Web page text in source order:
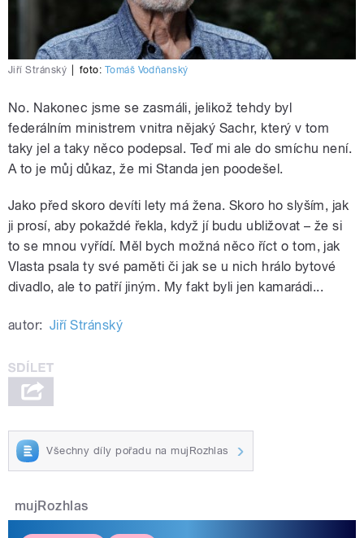
Jiří Stránský foto: Tomáš Vodňanský
No. Nakonec jsme se zasmáli, jelikož tehdy byl
federálním ministrem vnitra nějaký Sachr, který v tom
taky jel a taky něco podepsal. Teď mi ale do smíchu není.
A to je můj důkaz, že mi Standa jen poodešel.
Jako před skoro devíti lety má žena. Skoro ho slyším, jak
ji prosí, aby pokaždé řekla, když jí budu ubližovat – že si
to se mnou vyřídí. Měl bych možná něco říct o tom, jak
Vlasta psala ty své paměti či jak se u nich hrálo bytové
divadlo, ale to patří jiným. My fakt byli jen kamarádi...
autor: Jiří Stránský
Všechny díly pořadu na mujRozhlas
mujRozhlas